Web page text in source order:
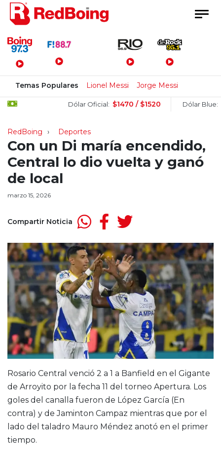
Menú Principal
Temas Populares Lionel Messi Jorge Messi
Dólar Oficial: $1470 / $1520 Dólar Blue: $1505
RedBoing Deportes
Con un Di maría encendido,
Central lo dio vuelta y ganó
de local
marzo 15, 2026
Compartir Noticia
Rosario Central venció 2 a 1 a Banfield en el Gigante
de Arroyito por la fecha 11 del torneo Apertura. Los
goles del canalla fueron de López García (En
contra) y de Jaminton Campaz mientras que por el
lado del taladro Mauro Méndez anotó en el primer
tiempo.